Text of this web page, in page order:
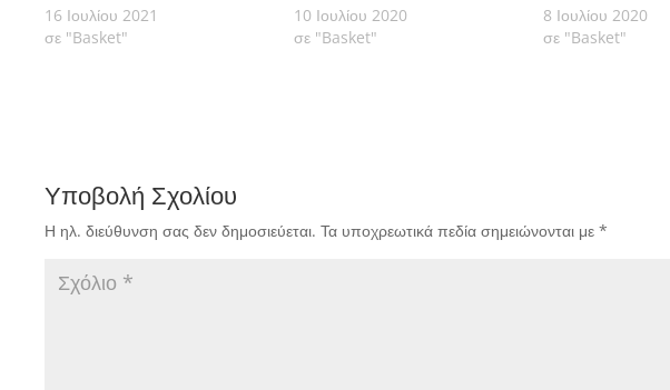
16 Ιουλίου 2021
σε "Basket"
10 Ιουλίου 2020
σε "Basket"
8 Ιουλίου 2020
σε "Basket"
Υποβολή Σχολίου
Η ηλ. διεύθυνση σας δεν δημοσιεύεται. Τα υποχρεωτικά πεδία σημειώνονται με *